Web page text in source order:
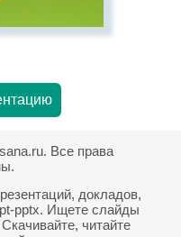
Все права
докладов,
pptx. Ищете слайды
читайте